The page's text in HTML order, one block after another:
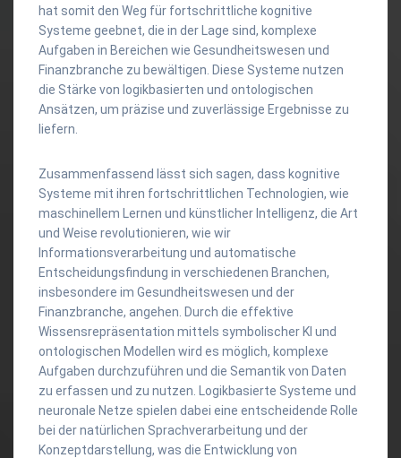
hat somit den Weg für fortschrittliche kognitive
Systeme geebnet, die in der Lage sind, komplexe
Aufgaben in Bereichen wie Gesundheitswesen und
Finanzbranche zu bewältigen. Diese Systeme nutzen
die Stärke von logikbasierten und ontologischen
Ansätzen, um präzise und zuverlässige Ergebnisse zu
liefern.
Zusammenfassend lässt sich sagen, dass kognitive
Systeme mit ihren fortschrittlichen Technologien, wie
maschinellem Lernen und künstlicher Intelligenz, die Art
und Weise revolutionieren, wie wir
Informationsverarbeitung und automatische
Entscheidungsfindung in verschiedenen Branchen,
insbesondere im Gesundheitswesen und der
Finanzbranche, angehen. Durch die effektive
Wissensrepräsentation mittels symbolischer KI und
ontologischen Modellen wird es möglich, komplexe
Aufgaben durchzuführen und die Semantik von Daten
zu erfassen und zu nutzen. Logikbasierte Systeme und
neuronale Netze spielen dabei eine entscheidende Rolle
bei der natürlichen Sprachverarbeitung und der
Konzeptdarstellung, was die Entwicklung von